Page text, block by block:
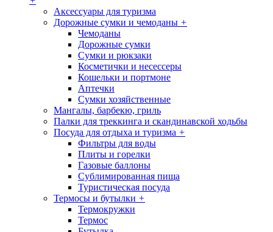
Аксессуары для туризма
Дорожные сумки и чемоданы +
Чемоданы
Дорожные сумки
Сумки и рюкзаки
Косметички и несессеры
Кошельки и портмоне
Аптечки
Сумки хозяйственные
Мангалы, барбекю, гриль
Палки для треккинга и скандинавской ходьбы
Посуда для отдыха и туризма +
Фильтры для воды
Плиты и горелки
Газовые баллоны
Сублимированная пища
Туристическая посуда
Термосы и бутылки +
Термокружки
Термос